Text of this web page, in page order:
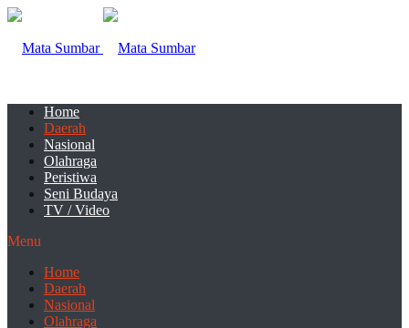
Home
Daerah
Nasional
Olahraga
Peristiwa
Seni Budaya
TV / Video
Menu
Home
Daerah
Nasional
Olahraga